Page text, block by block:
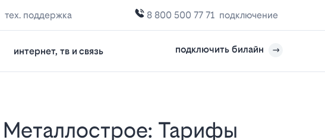
тех. поддержка 8 800 500 77 71 подключение
интернет, тв и связь подключить билайн